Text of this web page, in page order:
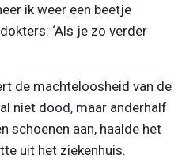
ik weer een beetje
‘Als je zo verder
de machteloosheid van de
niet dood, maar anderhalf
schoenen aan, haalde het
uit het ziekenhuis.